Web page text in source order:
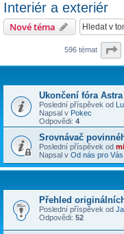
Interiér a exteriér
Nové téma
596 témat
Ukončení fóra
Poslední příspěvek od
Napsal v Pokec
Odpovědi: 4
Srovnávač
Poslední příspěvek od
Napsal v Od nás pro Vás
Přehled
Poslední příspěvek od
Odpovědi: 52